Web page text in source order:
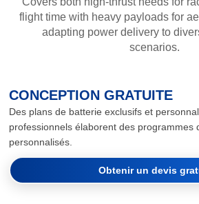
flight time with heavy payloads for
adapting power delivery to
scenarios.
CONCEPTION GRATUITE
Des plans de batterie exclusifs et
professionnels élaborent des programmes
personnalisés.
Obtenir un devis